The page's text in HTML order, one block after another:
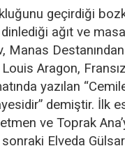
geçirdiği
ağıt ve
Manas
Aragon,
yazılan
demiştir. İlk
ve Toprak
Elveda